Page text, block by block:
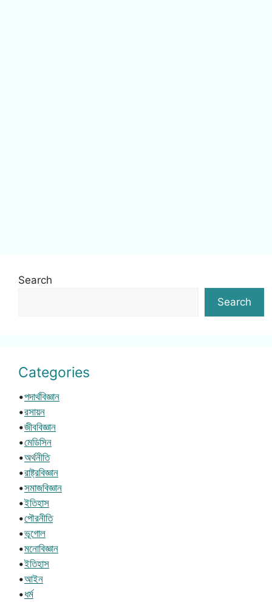
Search
Search
Categories
•পদার্থবিজ্ঞান
•রসায়ন
•জীববিজ্ঞান
•মেডিসিন
•অর্থনীতি
•রাষ্ট্রবিজ্ঞান
•সমাজবিজ্ঞান
•ইতিহাস
•পৌরনীতি
•ভূগোল
•মনোবিজ্ঞান
•ইতিহাস
•আইন
•ধর্ম